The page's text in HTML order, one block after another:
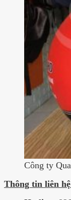
Công ty
Thông tin liên